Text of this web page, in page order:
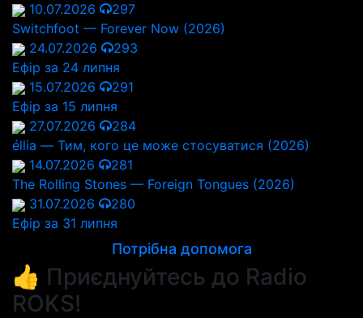
10.07.2026
297
Switchfoot — Forever Now (2026)
24.07.2026
293
Ефір за 24 липня
15.07.2026
291
Ефір за 15 липня
27.07.2026
284
éllia — Тим, кого це може стосуватися (2026)
14.07.2026
281
The Rolling Stones — Foreign Tongues (2026)
31.07.2026
280
Ефір за 31 липня
Потрібна допомога
👍 Приєднуйтесь до Radio
ROKS!